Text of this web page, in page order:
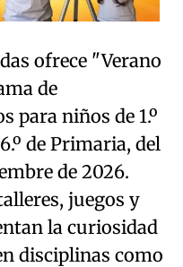
ofrece "Verano
de
para niños de 1.º
de Primaria, del
de 2026.
juegos y
la curiosidad
disciplinas como